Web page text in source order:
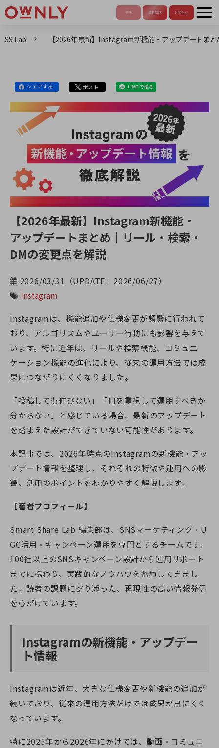
SS Lab 【2026年最新】Instagram新機能・アップデートま
シェアする ポスト LINEで送る
【2026年最新】Instagram新機能・
アップデートまとめ｜リール・検索・
DMの変更点を解説
2026/03/31（UPDATE：2026/06/27）
Instagram
Instagramは、機能追加や仕様変更が頻繁に行われて
おり、アルゴリズムやユーザー行動にも影響を与えて
います。特に近年は、リールや検索機能、コミュニ
ケーション機能の進化により、従来の運用方法では成
果につながりにくくなりました。
「投稿しても伸びない」「何を重視して運用すべきか
分からない」と感じている場合、最新のアップデート
を踏まえた設計ができていない可能性があります。
本記事では、2026年時点のInstagramの新機能・アッ
プデート情報を整理し、それぞれの特徴や運用への影
響、活用のポイントをわかりやすく解説します。
【著者プロフィール】
Smart Share Lab 編集部は、SNSマーケティング・U
GC活用・キャンペーン運用を専門とするチームです。
100社以上のSNSキャンペーン設計から運用サポート
までに携わり、実践的なノウハウを蓄積してきまし
た。読者の課題に寄り添った、再現性の高い情報発信
を心がけています。
Instagramの新機能・アップデー
ト情報
Instagramは近年、大きな仕様変更や新機能の追加が
続いており、従来の運用方法だけでは成果が出にくく
なっています。
特に2025年から2026年にかけては、動画・コミュニ